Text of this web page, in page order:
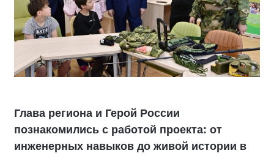
Глава региона и Герой России
познакомились с работой проекта: от
инженерных навыков до живой истории в